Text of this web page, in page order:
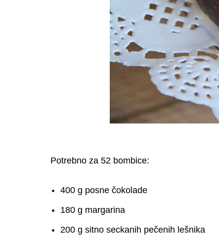
Potrebno za 52 bombice:
400 g posne čokolade
180 g margarina
200 g sitno seckanih pečenih lešnika